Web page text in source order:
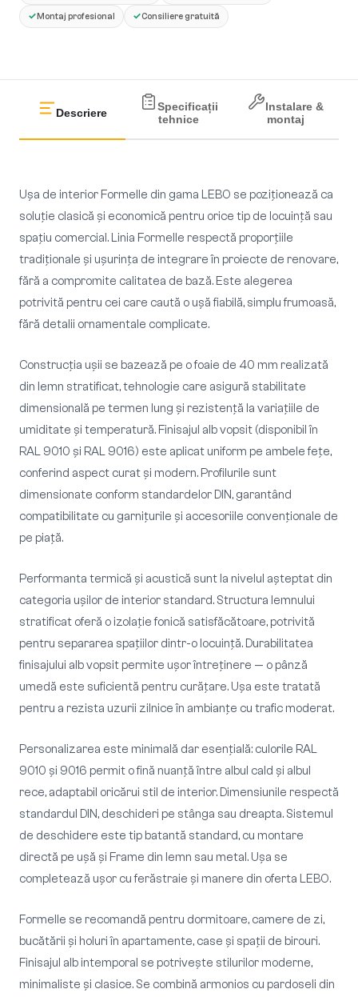
✓ Montaj profesional ✓Consiliere gratuită
Descriere
Specificații
tehnice
Instalare &
montaj
Ușa de interior Formelle din gama LEBO se poziționează ca
soluție clasică și economică pentru orice tip de locuință sau
spațiu comercial. Linia Formelle respectă proporțiile
tradiționale și ușurința de integrare în proiecte de renovare,
fără a compromite calitatea de bază. Este alegerea
potrivită pentru cei care caută o ușă fiabilă, simplu frumoasă,
fără detalii ornamentale complicate.
Construcția ușii se bazează pe o foaie de 40 mm realizată
din lemn stratificat, tehnologie care asigură stabilitate
dimensională pe termen lung și rezistență la variațiile de
umiditate și temperatură. Finisajul alb vopsit (disponibil în
RAL 9010 și RAL 9016) este aplicat uniform pe ambele fețe,
conferind aspect curat și modern. Profilurile sunt
dimensionate conform standardelor DIN, garantând
compatibilitate cu garnițurile și accesoriile convenționale de
pe piață.
Performanta termică și acustică sunt la nivelul așteptat din
categoria ușilor de interior standard. Structura lemnului
stratificat oferă o izolație fonică satisfăcătoare, potrivită
pentru separarea spațiilor dintr-o locuință. Durabilitatea
finisajului alb vopsit permite ușor întreținere — o pânză
umedă este suficientă pentru curățare. Ușa este tratată
pentru a rezista uzurii zilnice în ambianțe cu trafic moderat.
Personalizarea este minimală dar esențială: culorile RAL
9010 și 9016 permit o fină nuanță între albul cald și albul
rece, adaptabil oricărui stil de interior. Dimensiunile respectă
standardul DIN, deschideri pe stânga sau dreapta. Sistemul
de deschidere este tip batantă standard, cu montare
directă pe ușă și Frame din lemn sau metal. Ușa se
completează ușor cu ferăstraie și manere din oferta LEBO.
Formelle se recomandă pentru dormitoare, camere de zi,
bucătării și holuri în apartamente, case și spații de birouri.
Finisajul alb intemporal se potrivește stilurilor moderne,
minimaliste și clasice. Se combină armonios cu pardoseli din